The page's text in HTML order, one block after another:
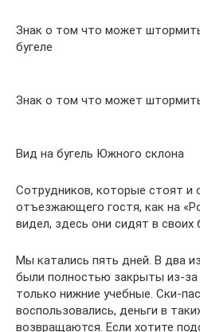
Знак о том что может
бугеле
Знак о том что может
Вид на бугель Южного склона
Сотрудников, которые стоят и
отъезжающего гостя, как на
видел, здесь они сидят в своих
Мы катались пять дней. В два
были полностью закрыты из-за
только нижние учебные. Ски-
воспользовались, деньги в
возвращаются. Если хотите